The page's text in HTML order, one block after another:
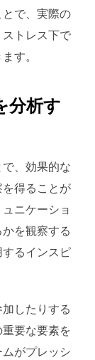
で、実際の
トレス下で
す。
分析す
、効果的な
得ることが
ニケーショ
を観察する
るインスピ
したりする
要な要素を
がプレッシ